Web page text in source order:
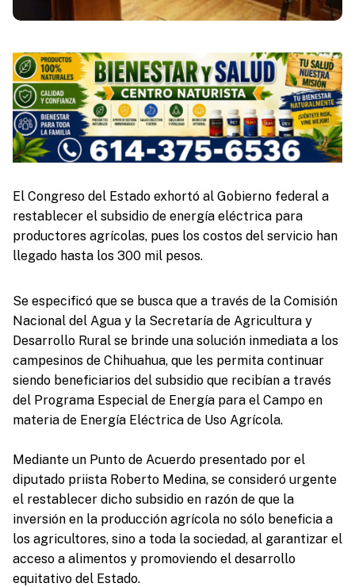
El Congreso del Estado exhortó al Gobierno federal a
restablecer el subsidio de energía eléctrica para
productores agrícolas, pues los costos del servicio han
llegado hasta los 300 mil pesos.
Se especificó que se busca que a través de la Comisión
Nacional del Agua y la Secretaría de Agricultura y
Desarrollo Rural se brinde una solución inmediata a los
campesinos de Chihuahua, que les permita continuar
siendo beneficiarios del subsidio que recibían a través
del Programa Especial de Energía para el Campo en
materia de Energía Eléctrica de Uso Agrícola.
Mediante un Punto de Acuerdo presentado por el
diputado priista Roberto Medina, se consideró urgente
el restablecer dicho subsidio en razón de que la
inversión en la producción agrícola no sólo beneficia a
los agricultores, sino a toda la sociedad, al garantizar el
acceso a alimentos y promoviendo el desarrollo
equitativo del Estado.